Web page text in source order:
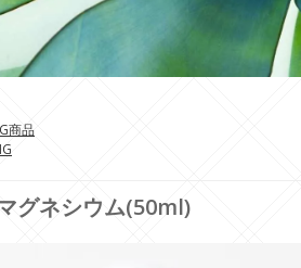
商品
グネシウム(50ml)